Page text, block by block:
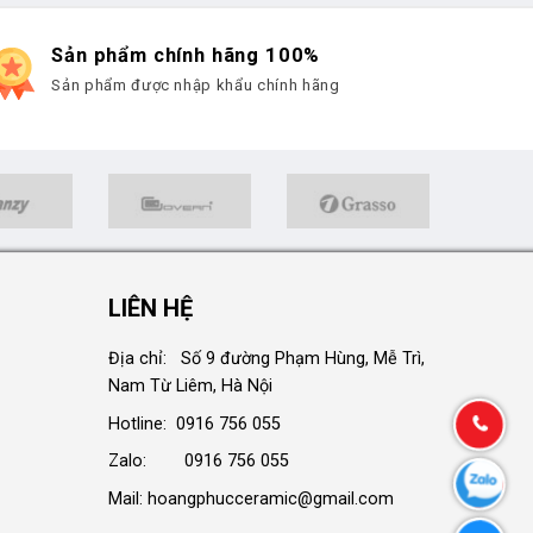
Sản phẩm chính hãng 100%
Sản phẩm được nhập khẩu chính hãng
LIÊN HỆ
Địa chỉ: Số 9 đường Phạm Hùng, Mễ Trì,
Nam Từ Liêm, Hà Nội
Hotline: 0916 756 055
Zalo: 0916 756 055
Mail: hoangphucceramic@gmail.com